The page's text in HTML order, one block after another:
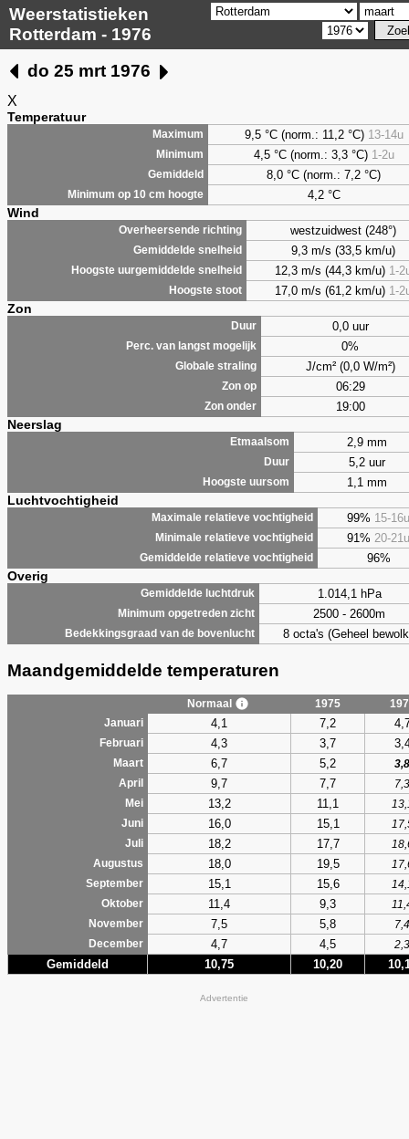
Weerstatistieken
Rotterdam - 1976
do 25 mrt 1976
X
Temperatuur
Maximum 9,5 °C (norm.: 11,2 °C) 13-14u
Minimum 4,5 °C (norm.: 3,3 °C) 1-2u
Gemiddeld 8,0 °C (norm.: 7,2 °C)
Minimum op 10 cm hoogte 4,2 °C
Wind
Overheersende richting westzuidwest (248°)
Gemiddelde snelheid 9,3 m/s (33,5 km/u)
Hoogste uurgemiddelde snelheid 12,3 m/s (44,3 km/u) 1-
Hoogste stoot 17,0 m/s (61,2 km/u) 1-
Zon
Duur 0,0 uur
Perc. van langst mogelijk 0%
Globale straling J/cm² (0,0 W/m²)
Zon op 06:29
Zon onder 19:00
Neerslag
Etmaalsom 2,9 mm
Duur 5,2 uur
Hoogste uursom 1,1 mm
Luchtvochtigheid
Maximale relatieve vochtigheid 99% 15-16u
Minimale relatieve vochtigheid 91% 20-21u
Gemiddelde relatieve vochtigheid 96%
Overig
Gemiddelde luchtdruk 1.014,1 hPa
Minimum opgetreden zicht 2500 - 2600m
Bedekkingsgraad van de bovenlucht 8 octa's (Geheel
Maandgemiddelde temperaturen
Normaal 1975
Januari
4,1 7,2
Februari 4,3 3,7
Maart 6,7 5,2
3,8
April
9,7 7,7
7,3
Mei
13,2 11,1
Juni
16,0 15,1
Juli
18,2 17,7
Augustus
18,0 19,5
September
15,1 15,6
Oktober
11,4 9,3
November
7,5 5,8
7,4
December
4,7 4,5 2,3
Gemiddeld 10,75 10,20
Advertentie